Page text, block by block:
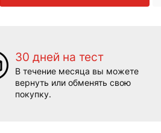
30 дней на тест
В течение месяца вы можете
вернуть или обменять свою
покупку.